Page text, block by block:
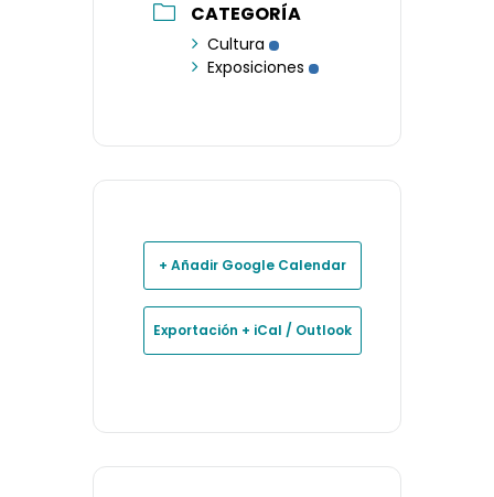
CATEGORÍA
Cultura
Exposiciones
+ Añadir Google Calendar
Exportación + iCal / Outlook